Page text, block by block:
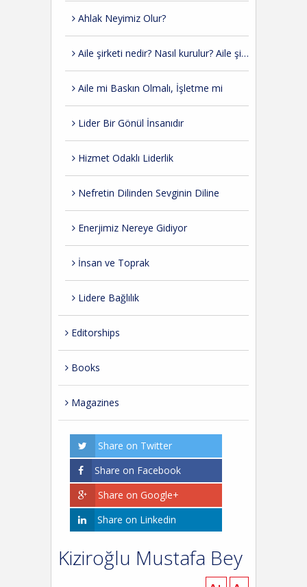
Ahlak Neyimiz Olur?
Aile şirketi nedir? Nasıl kurulur? Aile şirketlerinde kurumsallaşma nasıl olmalı?
Aile mi Baskın Olmalı, İşletme mi
Lider Bir Gönül İnsanıdır
Hizmet Odaklı Liderlik
Nefretin Dilinden Sevginin Diline
Enerjimiz Nereye Gidiyor
İnsan ve Toprak
Lidere Bağlılık
Editorships
Books
Magazines
Share on Twitter
Share on Facebook
Share on Google+
Share on Linkedin
Kiziroğlu Mustafa Bey